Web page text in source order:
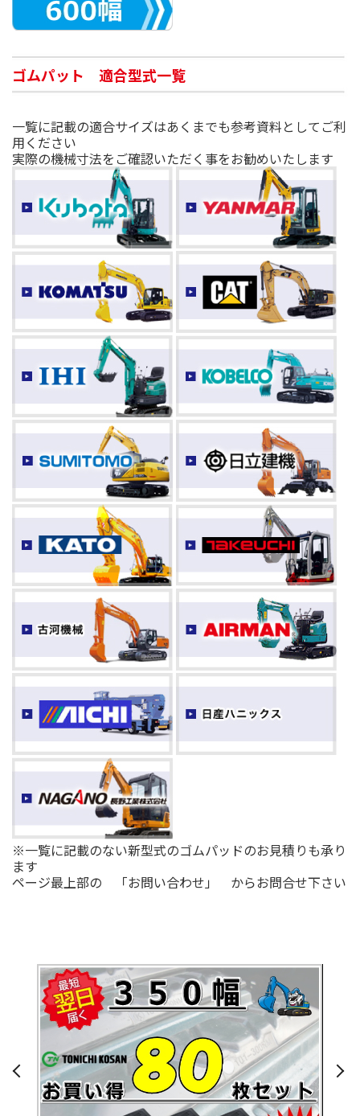
ゴムパット 適合型式一覧
一覧に記載の適合サイズはあくまでも参考資料としてご利
用ください
実際の機械寸法をご確認いただく事をお勧めいたします
※一覧に記載のない新型式のゴムパッドのお見積りも承り
ます
ページ最上部の 「お問い合わせ」 からお問合せ下さい